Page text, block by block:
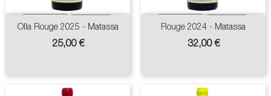
Olla Rouge 2025 - Matassa
Prix
25,00 €
Rouge 2024 - Matassa
Prix
32,00 €